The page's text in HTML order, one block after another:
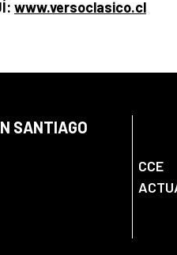
www.versoclasico.cl
SANTIAGO
CCE